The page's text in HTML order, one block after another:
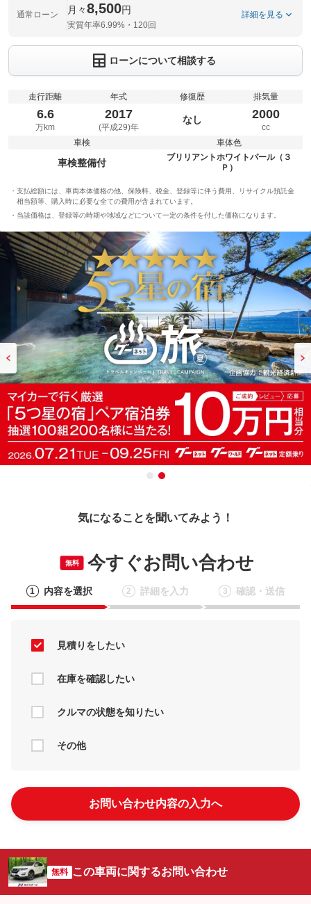
通常ローン 月々8,500円
実質年率6.99%・120回
詳細を見る
ローンについて相談する
走行距離
6.6
万km
年式
2017
(平成29)年
修復歴
なし
排気量
2000
cc
車検
車検整備付
車体色
ブリリアントホワイトパール（３
Ｐ）
支払総額には、車両本体価格の他、保険料、税金、登録等に伴う費用、リサイクル預託金
相当額等、購入時に必要な全ての費用が含まれています。
当該価格は、登録等の時期や地域などについて一定の条件を付した価格になります。
気になることを聞いてみよう！
無料 今すぐお問い合わせ
1 内容を選択 2 詳細を入力 3 確認・送信
見積りをしたい
在庫を確認したい
クルマの状態を知りたい
その他
お問い合わせ内容の入力へ
無料 この車両に関するお問い合わせ